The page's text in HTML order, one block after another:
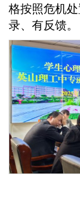
格按照危机
录、有反馈。